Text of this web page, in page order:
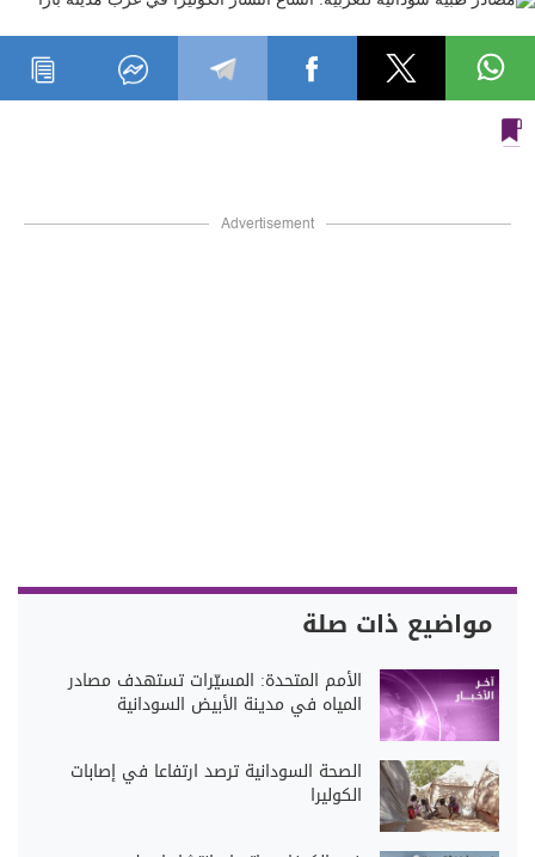
Advertisement
مواضيع ذات صلة
الأمم المتحدة: المسيّرات تستهدف مصادر
المياه في مدينة الأبيض السودانية
الصحة السودانية ترصد ارتفاعا في إصابات
الكوليرا